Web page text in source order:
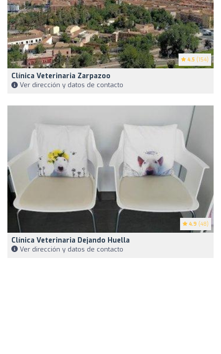
4.5 (154)
Clínica Veterinaria Zarpazoo
Ver dirección y datos de contacto
4.9 (48)
Clínica Veterinaria Dejando Huella
Ver dirección y datos de contacto